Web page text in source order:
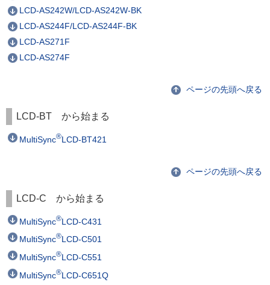
LCD-AS242W/LCD-AS242W-BK
LCD-AS244F/LCD-AS244F-BK
LCD-AS271F
LCD-AS274F
ページの先頭へ戻る
LCD-BT から始まる
MultiSync®LCD-BT421
ページの先頭へ戻る
LCD-C から始まる
MultiSync®LCD-C431
MultiSync®LCD-C501
MultiSync®LCD-C551
MultiSync®LCD-C651Q